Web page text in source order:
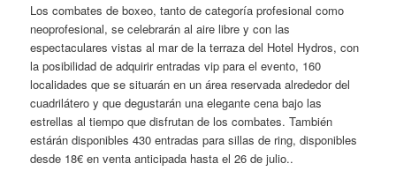
Los combates de boxeo, tanto de categoría profesional como
neoprofesional, se celebrarán al aire libre y con las
espectaculares vistas al mar de la terraza del Hotel Hydros, con
la posibilidad de adquirir entradas vip para el evento, 160
localidades que se situarán en un área reservada alrededor del
cuadrilátero y que degustarán una elegante cena bajo las
estrellas al tiempo que disfrutan de los combates. También
estárán disponibles 430 entradas para sillas de ring, disponibles
desde 18€ en venta anticipada hasta el 26 de julio..